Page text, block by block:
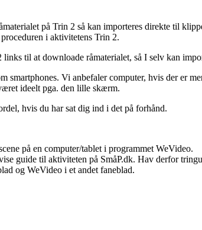
på Trin 2 så kan importeres direkte til
i aktivitetens Trin 2.
til at downloade råmaterialet, så I selv kan
smartphones. Vi anbefaler computer, hvis der er
ideelt pga. den lille skærm.
hvis du har sat dig ind i det på forhånd.
på en computer/tablet i programmet WeVideo.
guide til aktiviteten på SmåP.dk. Hav derfor
og WeVideo i et andet faneblad.